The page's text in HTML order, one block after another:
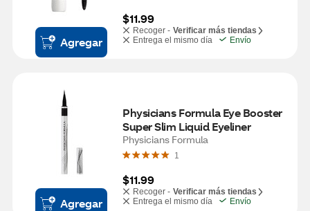
Agregar
$11.99
Recoger - Verificar más tiendas
Entrega el mismo día
Envío
Agregar
Physicians Formula Eye Booster
Super Slim Liquid Eyeliner
Physicians Formula
1
$11.99
Recoger - Verificar más tiendas
Entrega el mismo día
Envío